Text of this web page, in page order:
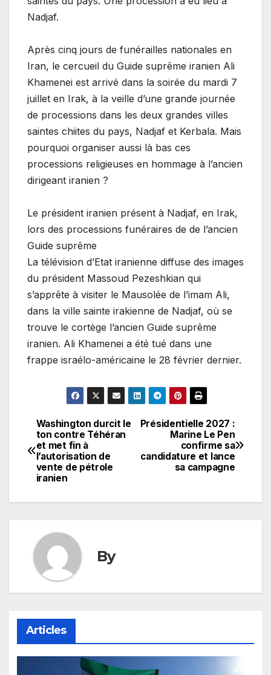
Nadjaf.
Après cinq jours de funérailles nationales en
Iran, le cercueil du Guide suprême iranien Ali
Khamenei est arrivé dans la soirée du mardi 7
juillet en Irak, à la veille d’une grande journée
de processions dans les deux grandes villes
saintes chiites du pays, Nadjaf et Kerbala. Mais
pourquoi organiser aussi là bas ces
processions religieuses en hommage à l’ancien
dirigeant iranien ?
Le président iranien présent à Nadjaf, en Irak,
lors des processions funéraires de de l’ancien
Guide suprême
La télévision d’Etat iranienne diffuse des images
du président Massoud Pezeshkian qui
s’apprête à visiter le Mausolée de l’imam Ali,
dans la ville sainte irakienne de Nadjaf, où se
trouve le cortège l’ancien Guide suprême
iranien. Ali Khamenei a été tué dans une
frappe israélo-américaine le 28 février dernier.
Navigation
de
l’article
Présidentielle 2027 :
Marine Le Pen
confirme sa
candidature et lance
sa campagne
Washington durcit le
ton contre Téhéran
et met fin à
l’autorisation de
vente de pétrole
iranien
By
Articles